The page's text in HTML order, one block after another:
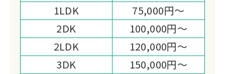
1LDK
75,000円～
2DK
100,000円～
2LDK
120,000円～
3DK
150,000円～